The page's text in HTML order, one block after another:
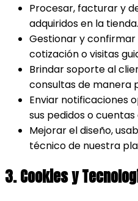
Procesar, facturar y
adquiridos en la tienda.
Gestionar y confirmar
cotización o visitas
Brindar soporte al
consultas de manera
Enviar notificaciones
sus pedidos o cuentas
Mejorar el diseño,
técnico de nuestra
3. Cookies y